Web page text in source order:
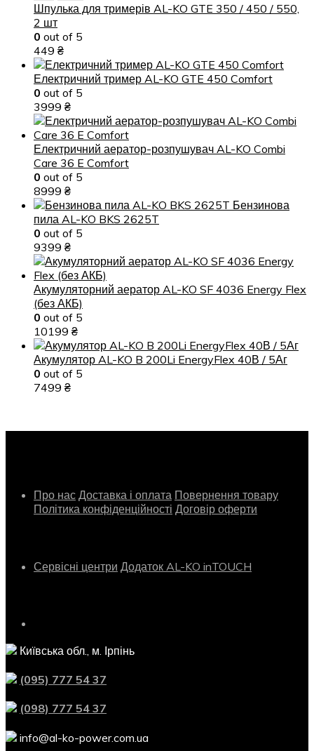
Шпулька для тримерів AL-KO GTE 350 / 450 / 550,
2 шт
0 out of 5
449 ₴
Електричний тример AL-KO GTE 450 Comfort
0 out of 5
3999 ₴
Електричний аератор-розпушувач AL-KO Combi
Care 36 E Comfort
0 out of 5
8999 ₴
Бензинова
пила AL-KO BKS 2625T
0 out of 5
9399 ₴
Акумуляторний аератор AL-KO SF 4036 Energy Flex
(без АКБ)
0 out of 5
10199 ₴
Акумулятор AL-KO B 200Li EnergyFlex 40В / 5Аг
0 out of 5
7499 ₴
Про нас Доставка і оплата Повернення товару
Політика конфіденційності Договір оферти
Сервісні центри Додаток AL-KO inTOUCH
Київська обл., м. Ірпінь
(095) 777 54 37
(098) 777 54 37
info@al-ko-power.com.ua